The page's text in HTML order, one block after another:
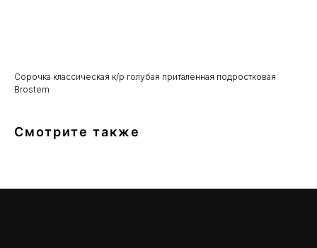
Сорочка классическая к/р голубая приталенная подростковая
Brostem
Смотрите также